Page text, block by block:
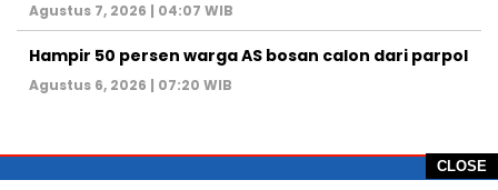
CLOSE
Agustus 7, 2026 | 04:07 WIB
Hampir 50 persen warga AS bosan calon dari parpol
Agustus 6, 2026 | 07:20 WIB